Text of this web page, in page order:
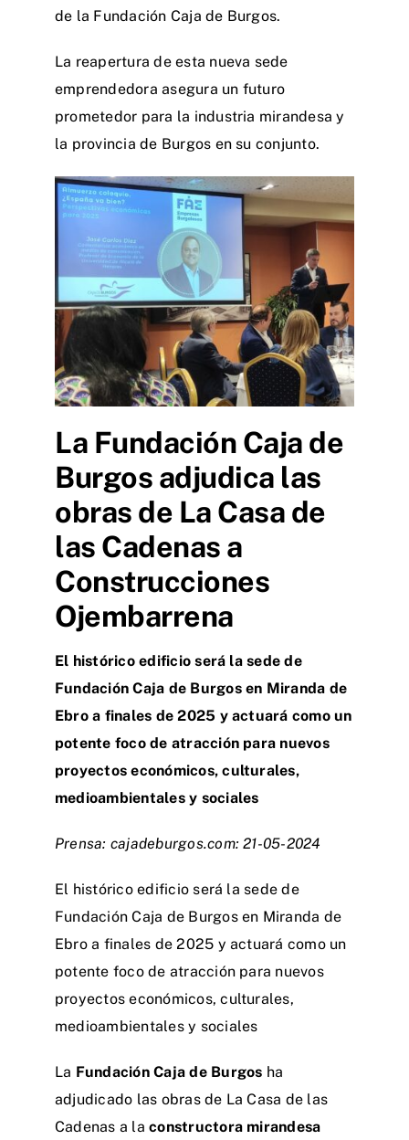
de la Fundación Caja de Burgos.
La reapertura de esta nueva sede
emprendedora asegura un futuro
prometedor para la industria mirandesa y
la provincia de Burgos en su conjunto.
La Fundación Caja de
Burgos adjudica las
obras de La Casa de
las Cadenas a
Construcciones
Ojembarrena
El histórico edificio será la sede de
Fundación Caja de Burgos en Miranda de
Ebro a finales de 2025 y actuará como un
potente foco de atracción para nuevos
proyectos económicos, culturales,
medioambientales y sociales
Prensa: cajadeburgos.com: 21-05-2024
El histórico edificio será la sede de
Fundación Caja de Burgos en Miranda de
Ebro a finales de 2025 y actuará como un
potente foco de atracción para nuevos
proyectos económicos, culturales,
medioambientales y sociales
La Fundación Caja de Burgos ha
adjudicado las obras de La Casa de las
Cadenas a laconstructora mirandesa